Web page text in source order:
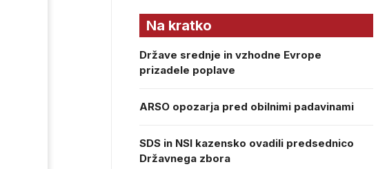
Na kratko
Države srednje in vzhodne Evrope
prizadele poplave
ARSO opozarja pred obilnimi padavinami
SDS in NSI kazensko ovadili predsednico
Državnega zbora